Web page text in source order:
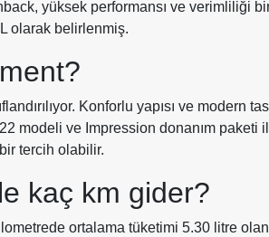
yüksek performansı ve verimliliği
olarak belirlenmiş.
Konforlu yapısı ve modern
modeli ve Impression donanım paketi
tercih olabilir.
kaç km gider?
ortalama tüketimi 5.30 litre